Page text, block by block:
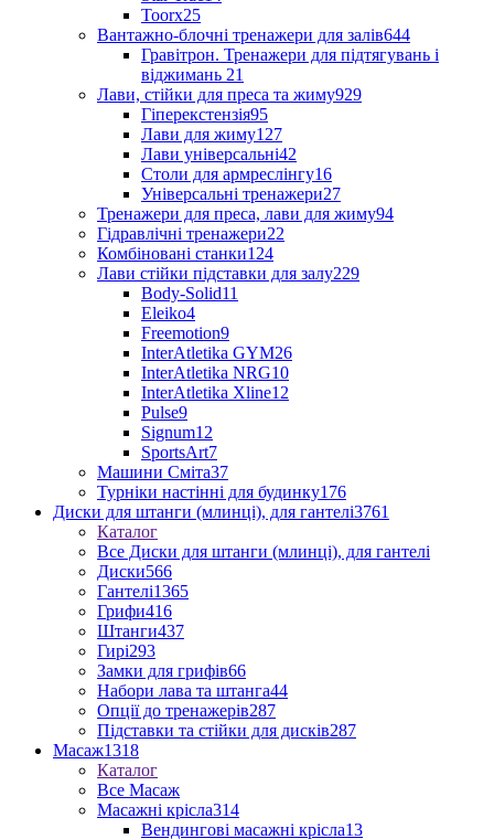
Toorx25
Вантажно-блочні тренажери для залів644
Гравітрон. Тренажери для підтягувань і
віджимань 21
Лави, стійки для преса та жиму929
Гіперекстензія95
Лави для жиму127
Лави універсальні42
Столи для армреслінгу16
Універсальні тренажери27
Тренажери для преса, лави для жиму94
Гідравлічні тренажери22
Комбіновані станки124
Лави стійки підставки для залу229
Body-Solid11
Eleiko4
Freemotion9
InterAtletika GYM26
InterAtletika NRG10
InterAtletika Xline12
Pulse9
Signum12
SportsArt7
Машини Сміта37
Турніки настінні для будинку176
Диски для штанги (млинці), для гантелі3761
Каталог
Все Диски для штанги (млинці), для гантелі
Диски566
Гантелі1365
Грифи416
Штанги437
Гирі293
Замки для грифів66
Набори лава та штанга44
Опції до тренажерів287
Підставки та стійки для дисків287
Масаж1318
Каталог
Все Масаж
Масажні крісла314
Вендингові масажні крісла13